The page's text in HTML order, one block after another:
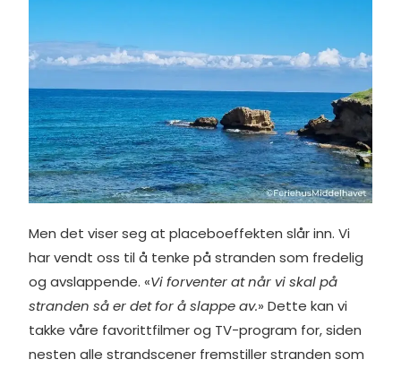
Men det viser seg at placeboeffekten slår inn. Vi
har vendt oss til å tenke på stranden som fredelig
og avslappende. «Vi forventer at når vi skal på
stranden så er det for å slappe av.» Dette kan vi
takke våre favorittfilmer og TV-program for, siden
nesten alle strandscener fremstiller stranden som